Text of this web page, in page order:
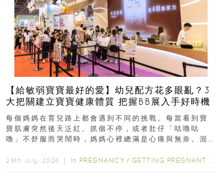
【給敏弱寶寶最好的愛】幼兒配方花多眼亂？3
大把關建立寶寶健康體質 把握BB展入手好時機
每個媽媽在育兒路上都會遇到不同的挑戰。每當看到寶
寶肌膚突然後天泛紅、抓個不停，或者肚仔「咕嚕咕
嚕」不舒服而哭鬧時，媽媽心裡總滿是心痛與無奈。混
29th July, 2026 ｜ In PREGNANCY / GETTING PREGNANT